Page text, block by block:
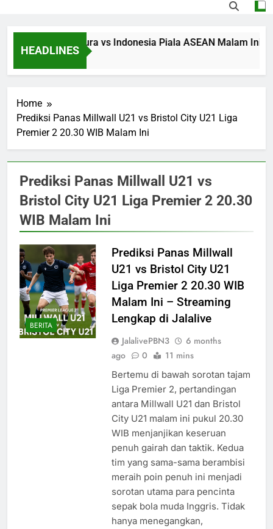
HEADLINES
Streaming Singapura vs Indonesia Piala ASEAN Malam Ini
9 Hours Ago
Home
Prediksi Panas Millwall U21 vs Bristol City U21 Liga
Premier 2 20.30 WIB Malam Ini
Prediksi Panas Millwall U21 vs
Bristol City U21 Liga Premier 2 20.30
WIB Malam Ini
BERITA
Prediksi Panas Millwall
U21 vs Bristol City U21
Liga Premier 2 20.30 WIB
Malam Ini – Streaming
Lengkap di Jalalive
JalalivePBN3
6 months
ago
0 11 mins
Bertemu di bawah sorotan tajam
Liga Premier 2, pertandingan
antara Millwall U21 dan Bristol
City U21 malam ini pukul 20.30
WIB menjanjikan keseruan
penuh gairah dan taktik. Kedua
tim yang sama-sama berambisi
meraih poin penuh ini menjadi
sorotan utama para pencinta
sepak bola muda Inggris. Tidak
hanya menegangkan,